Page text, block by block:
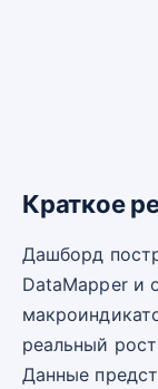
Краткое
Дашборд
DataMapper и
реальный
Данные